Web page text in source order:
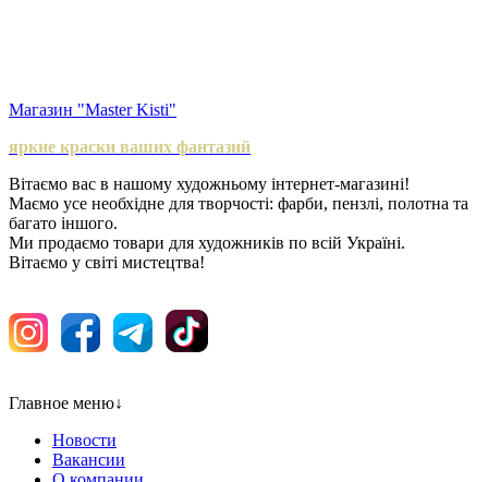
Магазин "Master Kisti"
яркие краски ваших фантазий
Вітаємо вас в нашому художньому інтернет-магазині!
Маємо усе необхідне для творчості: фарби, пензлі, полотна та
багато іншого.
Ми продаємо товари для художників по всій Україні.
Вітаємо у світі мистецтва!
Главное меню↓
Новости
Вакансии